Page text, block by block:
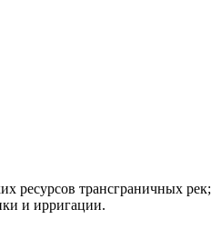
ресурсов трансграничных рек;
и ирригации.